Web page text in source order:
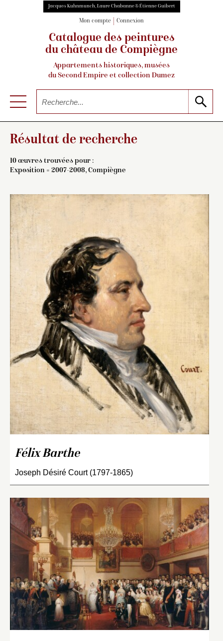
Jacques Kuhnmunch, Laure Chabanne & Étienne Guibert
Mon compte Connexion
Catalogue des peintures
du château de Compiègne
Appartements historiques, musées
du Second Empire et collection Dumez
Résultat de recherche
10 œuvres trouvées pour :
Exposition = 2007-2008, Compiègne
Félix Barthe
Joseph Désiré Court (1797-1865)